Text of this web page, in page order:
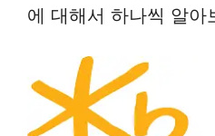
에 대해서 하나씩 알아